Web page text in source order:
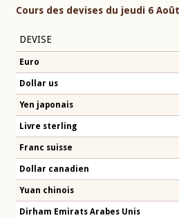
Cours des devises du jeudi 6
DEVISE
Euro
Dollar us
Yen japonais
Livre sterling
Franc suisse
Dollar canadien
Yuan chinois
Dirham Emirats Arabes Unis